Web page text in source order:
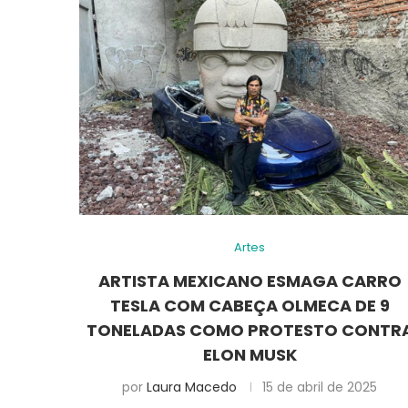
Artes
ARTISTA MEXICANO ESMAGA CARRO
TESLA COM CABEÇA OLMECA DE 9
TONELADAS COMO PROTESTO
ELON MUSK
porLaura Macedo 15 de abril de 2025